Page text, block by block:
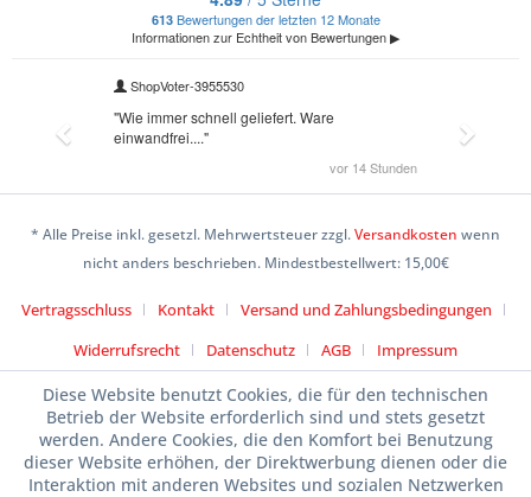
* Alle Preise inkl. gesetzl. Mehrwertsteuer zzgl.Versandkosten wenn
nicht anders beschrieben. Mindestbestellwert: 15,00€
Vertragsschluss Kontakt
Versand und Zahlungsbedingungen
Widerrufsrecht
Datenschutz AGB Impressum
Diese Website benutzt Cookies, die für den technischen
Betrieb der Website erforderlich sind und stets gesetzt
werden. Andere Cookies, die den Komfort bei Benutzung
dieser Website erhöhen, der Direktwerbung dienen oder die
Interaktion mit anderen Websites und sozialen Netzwerken